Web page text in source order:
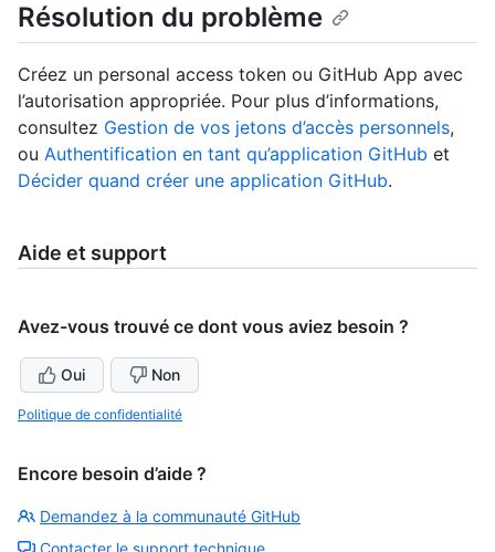
Résolution du problème
Créez un personal access token ou GitHub App avec
l’autorisation appropriée. Pour plus d’informations,
consultez Gestion de vos jetons d’accès personnels,
ou Authentification en tant qu’application GitHub et
Décider quand créer une application GitHub.
Aide et support
Avez-vous trouvé ce dont vous aviez besoin ?
Oui Non
Politique de confidentialité
Encore besoin d’aide ?
Demandez à la communauté GitHub